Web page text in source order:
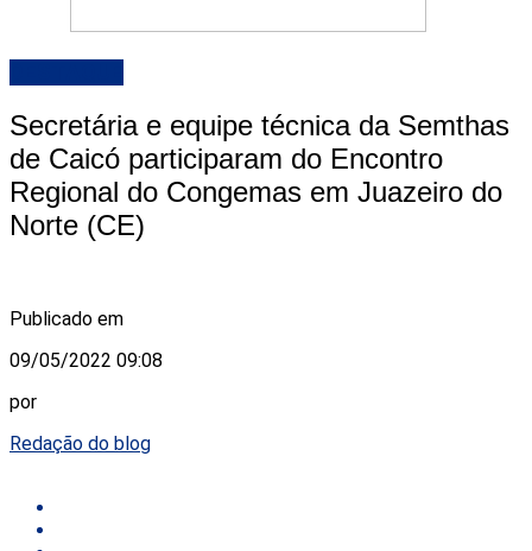
Secretária e equipe técnica da Semthas
de Caicó participaram do Encontro
Regional do Congemas em Juazeiro do
Norte (CE)
Publicado em
09/05/2022 09:08
por
Redação do blog